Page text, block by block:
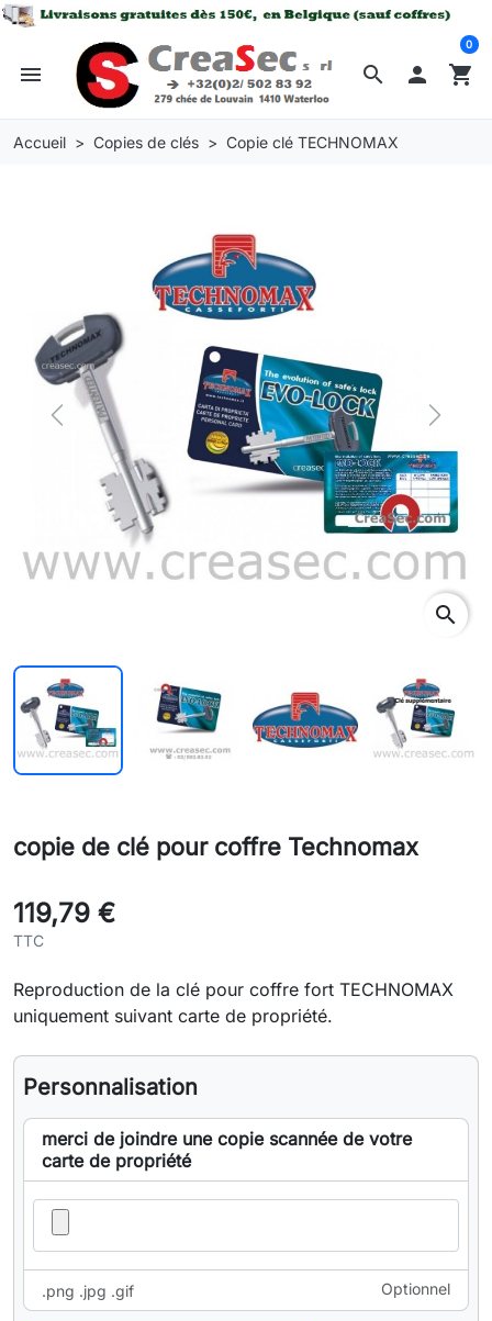
search
menu  shopping_cart
0
Accueil Copies de clés Copie clé TECHNOMAX
Previous Next
search
copie de clé pour coffre Technomax
119,79 €
TTC
Reproduction de la clé pour coffre fort TECHNOMAX
uniquement suivant carte de propriété.
Personnalisation
merci de joindre une copie scannée de votre
carte de propriété
.png .jpg .gif Optionnel